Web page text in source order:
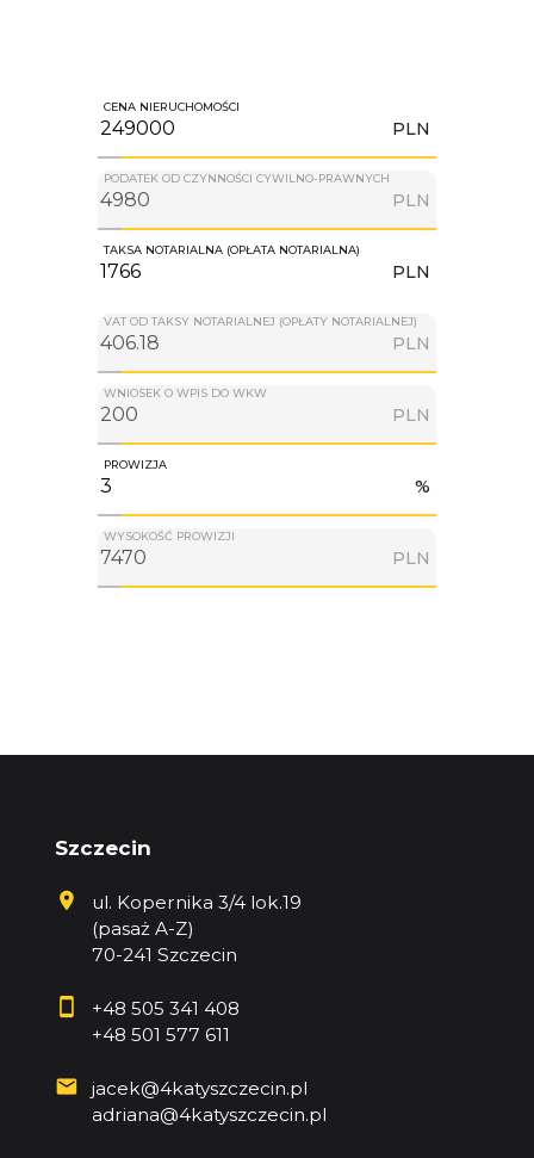
CENA NIERUCHOMOŚCI
PLN
PODATEK OD CZYNNOŚCI CYWILNO-PRAWNYCH
PLN
TAKSA NOTARIALNA (OPŁATA NOTARIALNA)
PLN
VAT OD TAKSY NOTARIALNEJ (OPŁATY NOTARIALNEJ)
PLN
WNIOSEK O WPIS DO WKW
PLN
PROWIZJA
%
WYSOKOŚĆ PROWIZJI
PLN
Szczecin
ul. Kopernika 3/4 lok.19
(pasaż A-Z)
70-241 Szczecin
+48 505 341 408
+48 501 577 611
jacek@4katyszczecin.pl
adriana@4katyszczecin.pl